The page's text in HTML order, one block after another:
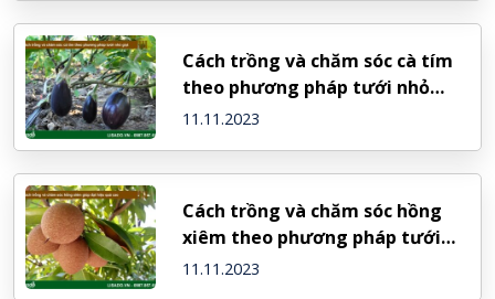
Cách trồng và chăm sóc cà tím
theo phương pháp tưới nhỏ
giọt
11.11.2023
Cách trồng và chăm sóc hồng
xiêm theo phương pháp tưới
phun mưa
11.11.2023